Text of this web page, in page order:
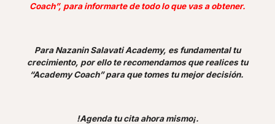
Coach”, para informarte de todo lo que vas a obtener.
Para Nazanin Salavati Academy, es fundamental tu
crecimiento, por ello te recomendamos que realices tu
“Academy Coach” para que tomes tu mejor decisión.
!Agenda tu cita ahora mismo¡.